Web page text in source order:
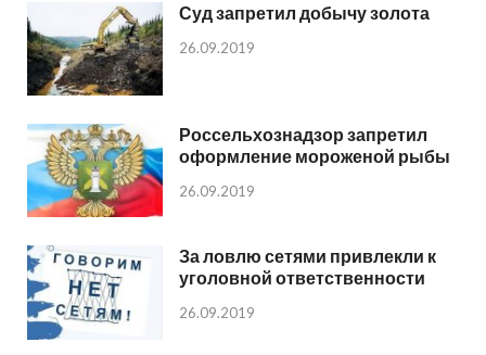
Суд запретил добычу золота
26.09.2019
Россельхознадзор запретил
оформление мороженой рыбы
26.09.2019
За ловлю сетями привлекли к
уголовной ответственности
26.09.2019